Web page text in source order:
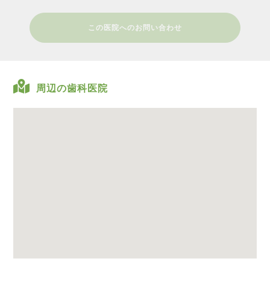
この医院へのお問い合わせ
周辺の歯科医院